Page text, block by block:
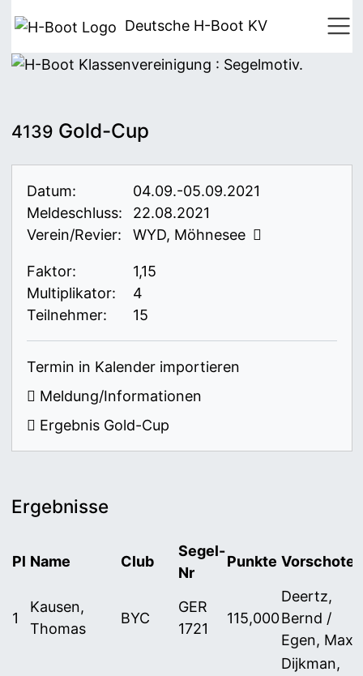
Deutsche H-Boot KV
4139 Gold-Cup
Datum:
04.09.-05.09.2021
Meldeschluss:
22.08.2021
Verein/Revier:
WYD, Möhnesee
Faktor:
1,15
Multiplikator:
4
Teilnehmer:
15
Termin in Kalender importieren
Meldung/Informationen
Ergebnis Gold-Cup
Ergebnisse
Pl Name Club
Segel-
Nr
Punkte Vorschoter
1
Kausen,
Thomas
BYC
GER
1721
115,000
Deertz,
Bernd /
Egen, Max
Dijkman,